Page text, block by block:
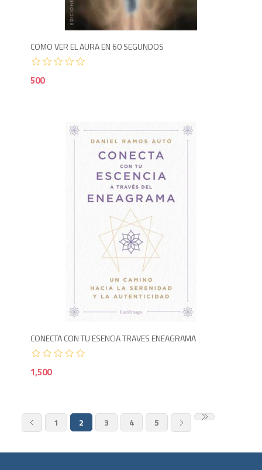
COMO VER EL AURA EN 60 SEGUNDOS
500
CONECTA CON TU ESENCIA TRAVES ENEAGRAMA
1,500
1 2 3 4 5